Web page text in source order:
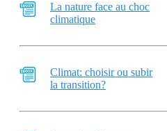
La nature face au choc
climatique
Climat: choisir ou subir
la transition?